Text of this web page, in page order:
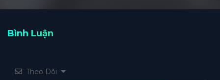
Bình Luận
Theo Dõi